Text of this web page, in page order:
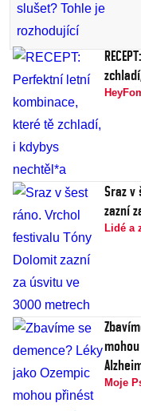
Sraz v
zazní
Lidé a
Moje